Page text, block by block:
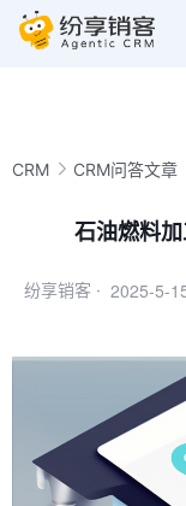
CRM CRM问答文章
石油燃料
纷享销客 · 2025-5-